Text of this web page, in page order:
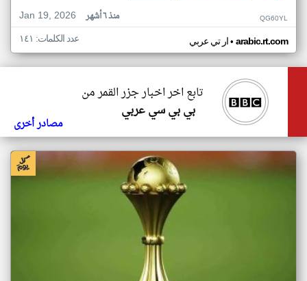
Jan 19, 2026
منذ ٦ أشهر QG60YL
ار تي عربي• arabic.rt.com عدد الكلمات: ١٤١
تابع اخر اخبار جزر القمر من
بي بي سي عربي
مصادر أخرى